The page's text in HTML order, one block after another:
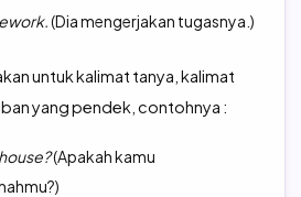
(Dia mengerjakan tugasnya.)
untuk kalimat tanya, kalimat
yang pendek, contohnya :
(Apakah kamu